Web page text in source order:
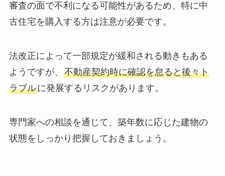
審査の面で不利になる可能性があるため、特に中
古住宅を購入する方は注意が必要です。
法改正によって一部規定が緩和される動きもある
ようですが、 不動産契約時に確認を怠ると後々ト
ラブルに発展するリスクがあります。
専門家への相談を通じて、築年数に応じた建物の
状態をしっかり把握しておきましょう。